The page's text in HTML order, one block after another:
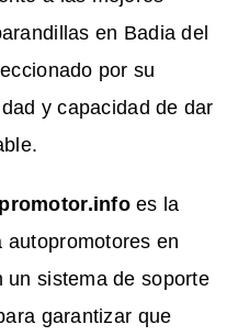
en Badia del
por su
y capacidad de dar
es la
autopromotores en
un sistema de soporte
garantizar que